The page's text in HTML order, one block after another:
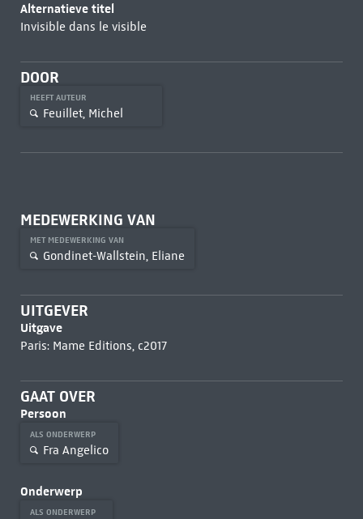
Alternatieve titel
Invisible dans le visible
DOOR
HEEFT AUTEUR
Feuillet, Michel
MEDEWERKING VAN
MET MEDEWERKING VAN
Gondinet-Wallstein, Eliane
UITGEVER
Uitgave
Paris: Mame Editions, c2017
GAAT OVER
Persoon
ALS ONDERWERP
Fra Angelico
Onderwerp
ALS ONDERWERP